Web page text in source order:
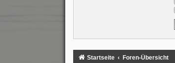
Startseite Foren-Übersicht